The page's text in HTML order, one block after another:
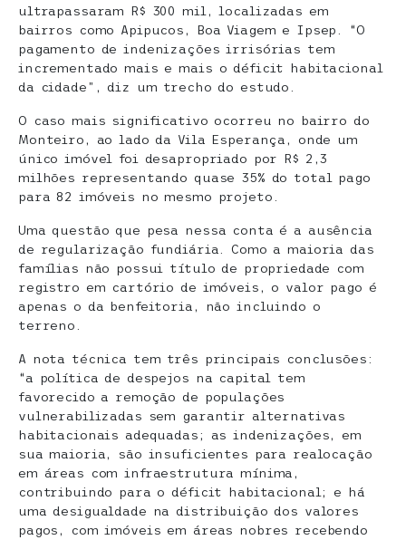
ultrapassaram R$ 300 mil, localizadas em
bairros como Apipucos, Boa Viagem e Ipsep. “O
pagamento de indenizações irrisórias tem
incrementado mais e mais o déficit habitacional
da cidade”, diz um trecho do estudo.
O caso mais significativo ocorreu no bairro do
Monteiro, ao lado da Vila Esperança, onde um
único imóvel foi desapropriado por R$ 2,3
milhões representando quase 35% do total pago
para 82 imóveis no mesmo projeto.
Uma questão que pesa nessa conta é a ausência
de regularização fundiária. Como a maioria das
famílias não possui título de propriedade com
registro em cartório de imóveis, o valor pago é
apenas o da benfeitoria, não incluindo o
terreno.
A nota técnica tem três principais conclusões:
“a política de despejos na capital tem
favorecido a remoção de populações
vulnerabilizadas sem garantir alternativas
habitacionais adequadas; as indenizações, em
sua maioria, são insuficientes para realocação
em áreas com infraestrutura mínima,
contribuindo para o déficit habitacional; e há
uma desigualdade na distribuição dos valores
pagos, com imóveis em áreas nobres recebendo